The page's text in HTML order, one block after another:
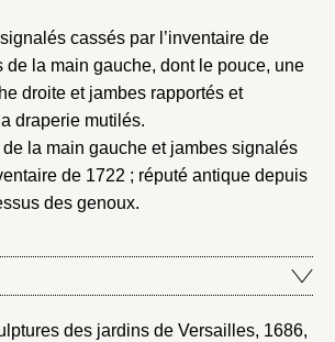
cassés par l’inventaire de
de la main gauche, dont le pouce, une
droite et jambes rapportés et
draperie mutilés.
la main gauche et jambes signalés
de 1722 ; réputé antique depuis
des genoux.
des jardins de Versailles, 1686,